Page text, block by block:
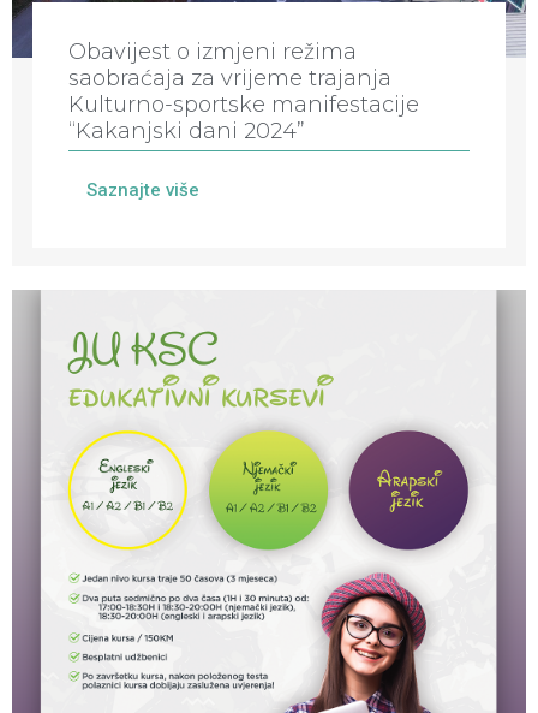
Obavijest o izmjeni režima
saobraćaja za vrijeme trajanja
Kulturno-sportske manifestacije
“Kakanjski dani 2024”
Saznajte više